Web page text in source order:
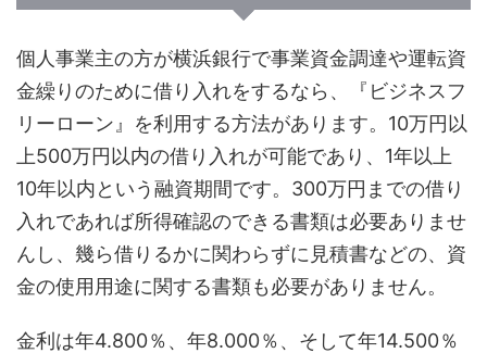
個人事業主の方が横浜銀行で事業資金調達や運転資
金繰りのために借り入れをするなら、『ビジネスフ
リーローン』を利用する方法があります。10万円以
上500万円以内の借り入れが可能であり、1年以上
10年以内という融資期間です。300万円までの借り
入れであれば所得確認のできる書類は必要ありませ
んし、幾ら借りるかに関わらずに見積書などの、資
金の使用用途に関する書類も必要がありません。
金利は年4.800％、年8.000％、そして年14.500％